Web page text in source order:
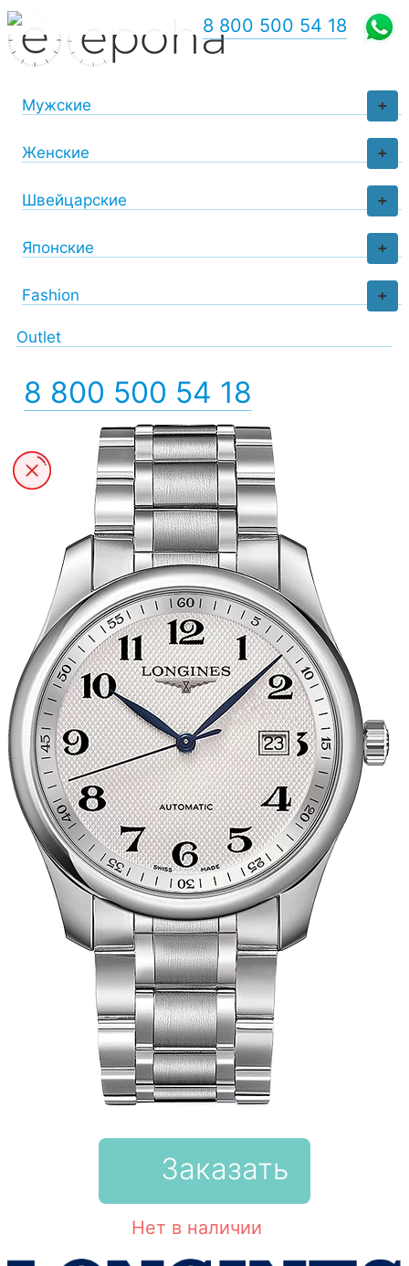
+
Мужские
+
Женские
+
Швейцарские
+
Японские
+
Fashion
Outlet
8 800 500 54 18
8 800 500 54 18
Заказать
Нет в наличии